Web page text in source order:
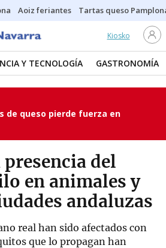
Aoiz feriantes Tartas queso
Kiosko
Y TECNOLOGÍA GASTRONOMÍA
de queso pierde fuerza en
del
en animales y
andaluzas
real han sido afectados con
que lo propagan han